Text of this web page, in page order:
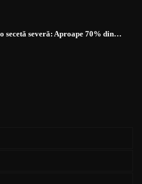
secetă severă: Aproape 70% din…